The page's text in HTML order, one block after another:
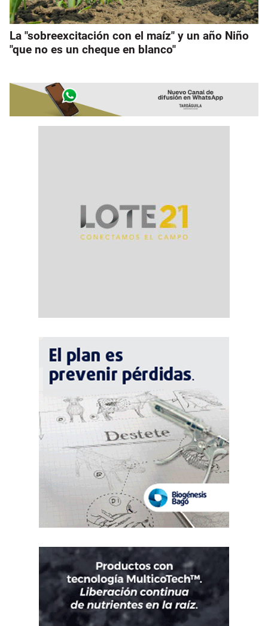
La "sobreexcitación con el maíz" y un año Niño
"que no es un cheque en blanco"